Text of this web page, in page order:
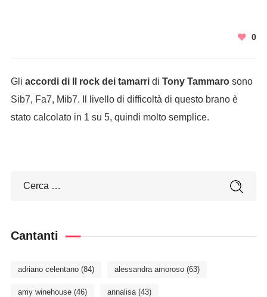
0
Gli accordi di Il rock dei tamarridi Tony Tammarosono
Sib7, Fa7, Mib7. Il livello di difficoltà di questo brano è
stato calcolato in 1 su 5, quindi molto semplice.
Cantanti
adriano celentano(84) alessandra amoroso(63)
amy winehouse(46) annalisa(43)